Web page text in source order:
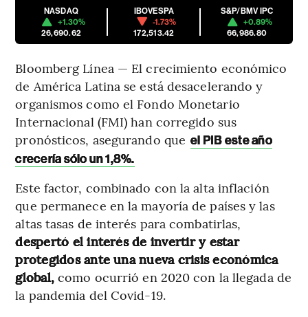
NASDAQ
+1.30%
26,690.62
IBOVESPA
-1.73%
172,513.42
S&P/BMV IPC
+0.89%
66,986.80
Bloomberg Línea — El crecimiento económico
de América Latina se está desacelerando y
organismos como el Fondo Monetario
Internacional (FMI) han corregido sus
pronósticos, asegurando que el PIB este año
crecería sólo un 1,8%.
Este factor, combinado con la alta inflación
que permanece en la mayoría de países y las
altas tasas de interés para combatirlas,
despertó el interés de invertir y estar
protegidos ante una nueva crisis económica
global, como ocurrió en 2020 con la llegada de
la pandemia del Covid-19.